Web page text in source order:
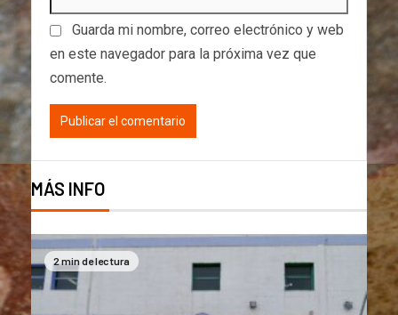
Guarda mi nombre, correo electrónico y web
en este navegador para la próxima vez que
comente.
MÁS INFO
2 min de lectura